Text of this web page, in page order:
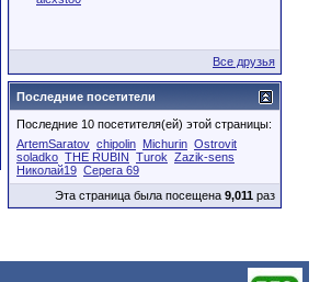
Все друзья
Последние посетители
Последние 10 посетителя(ей) этой страницы:
ArtemSaratov chipolin Michurin Ostrovit
soladko THE RUBIN Turok Zazik-sens
Николай19 Серега 69
Эта страница была посещена 9,011 раз